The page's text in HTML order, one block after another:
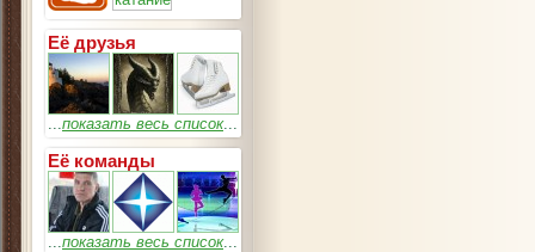
Её друзья
...показать весь список...
Её команды
...показать весь список...